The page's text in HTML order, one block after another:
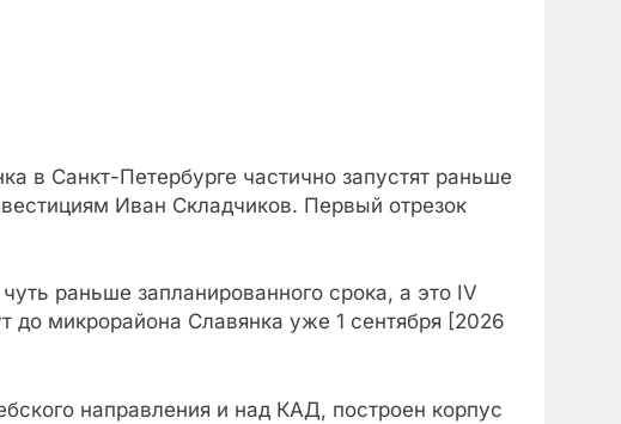
в Санкт-Петербурге частично запустят раньше
Иван Складчиков. Первый отрезок
раньше запланированного срока, а это IV
до микрорайона Славянка уже 1 сентября [2026
направления и над КАД, построен корпус